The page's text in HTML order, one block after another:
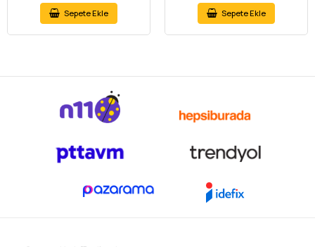
Sepete Ekle Sepete Ekle